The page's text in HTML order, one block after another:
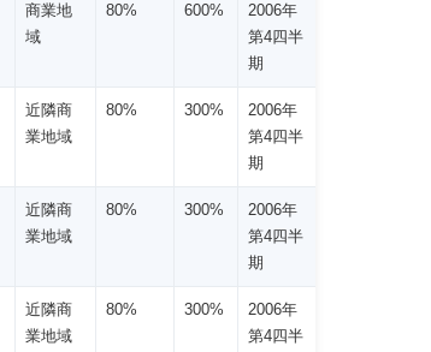
商業地
域
80% 600%
2006年
第4四半
期
近隣商
業地域
80% 300%
2006年
第4四半
期
近隣商
業地域
80% 300%
2006年
第4四半
期
近隣商
業地域
80% 300%
2006年
第4四半